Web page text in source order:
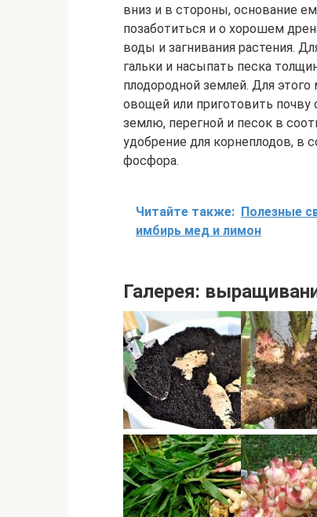
вниз и в стороны, основание
позаботиться и о хорошем
воды и загнивания растения.
гальки и насыпать песка
плодородной землей. Для
овощей или приготовить
землю, перегной и песок в
удобрение для корнеплодов, в
фосфора.
Читайте также: Полезные
имбирь мед и лимон
Галерея: